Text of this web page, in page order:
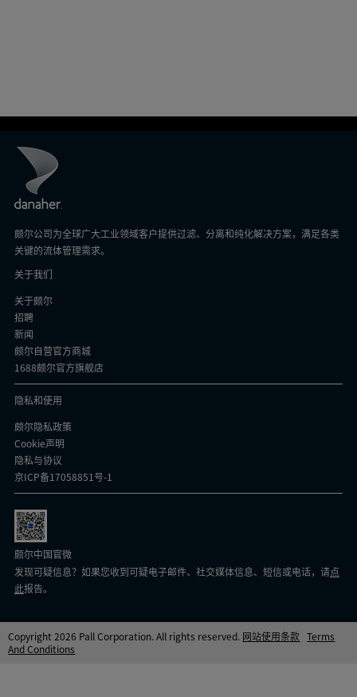
颇尔公司为全球广大工业领域客户提供过滤、分离和纯化解决方案，满足各类
关键的流体管理需求。
关于我们
关于颇尔
招聘
新闻
颇尔自营官方商城
1688颇尔官方旗舰店
隐私和使用
颇尔隐私政策
Cookie声明
隐私与协议
京ICP备17058851号-1
颇尔中国官微
发现可疑信息？如果您收到可疑电子邮件、社交媒体信息、短信或电话，请点
此报告。
Copyright 2026 Pall Corporation. All rights reserved. 网站使用条款 Terms
And Conditions